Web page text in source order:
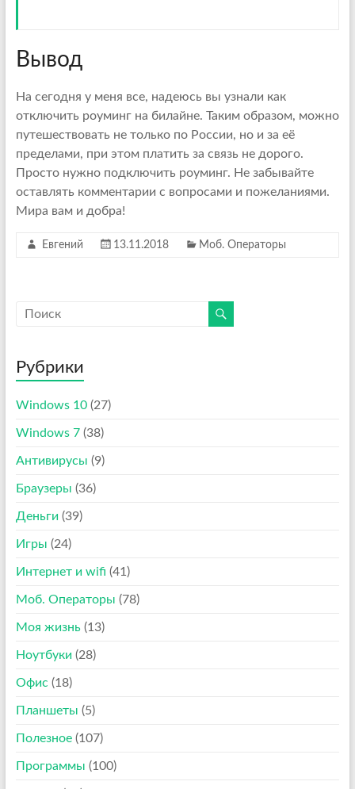
Вывод
На сегодня у меня все, надеюсь вы узнали как
отключить роуминг на билайне. Таким образом, можно
путешествовать не только по России, но и за её
пределами, при этом платить за связь не дорого.
Просто нужно подключить роуминг. Не забывайте
оставлять комментарии с вопросами и пожеланиями.
Мира вам и добра!
Евгений 13.11.2018 Моб. Операторы
Рубрики
Windows 10(27)
Windows 7(38)
Антивирусы (9)
Браузеры (36)
Деньги (39)
Игры (24)
Интернет и wifi (41)
Моб. Операторы (78)
Моя жизнь(13)
Ноутбуки (28)
Офис (18)
Планшеты (5)
Полезное(107)
Программы (100)